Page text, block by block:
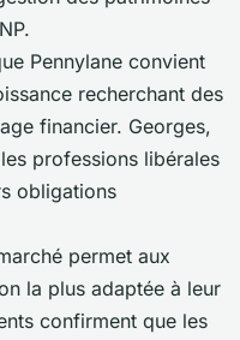
Pennylane convient
recherchant des
financier. Georges,
professions libérales
obligations
permet aux
la plus adaptée à leur
confirment que les